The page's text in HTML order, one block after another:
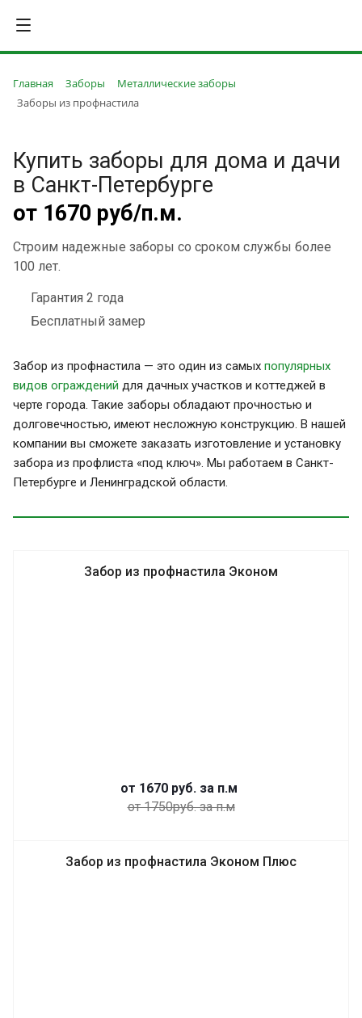
Главная Заборы
Металлические заборы
Заборы из профнастила
Купить заборы для дома и дачи
в Санкт-Петербурге
от 1670 руб/п.м.
Строим надежные заборы со сроком службы более
100 лет.
Гарантия 2 года
Бесплатный замер
Забор из профнастила — это один из самых популярных
видов ограждений для дачных участков и коттеджей в
черте города. Такие заборы обладают прочностью и
долговечностью, имеют несложную конструкцию. В нашей
компании вы сможете заказать изготовление и установку
забора из профлиста «под ключ». Мы работаем в Санкт-
Петербурге и Ленинградской области.
Забор из профнастила Эконом
от 1670 руб. за п.м
от 1750руб. за п.м
Забор из профнастила Эконом Плюс